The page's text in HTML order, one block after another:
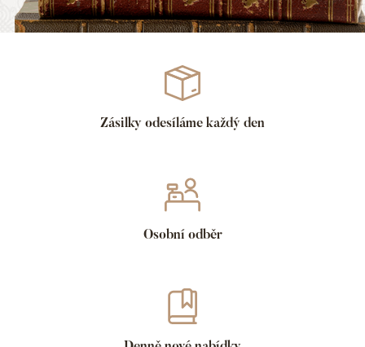
Zásilky odesíláme každý den
Osobní odběr